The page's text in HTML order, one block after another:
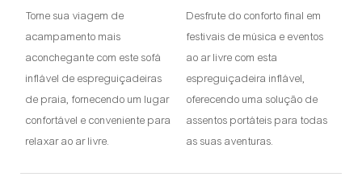
Torne sua viagem de
acampamento mais
aconchegante com este sofá
inflável de espreguiçadeiras
de praia, fornecendo um lugar
confortável e conveniente para
relaxar ao ar livre.
Desfrute do conforto final em
festivais de música e eventos
ao ar livre com esta
espreguiçadeira inflável,
oferecendo uma solução de
assentos portáteis para todas
as suas aventuras.